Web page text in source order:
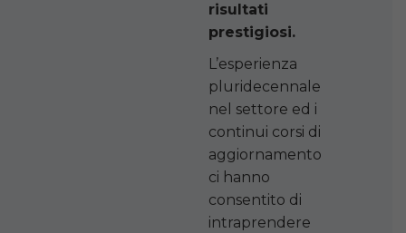
risultati
prestigiosi.
L’esperienza
pluridecennale
nel settore ed i
continui corsi di
aggiornamento
ci hanno
consentito di
intraprendere